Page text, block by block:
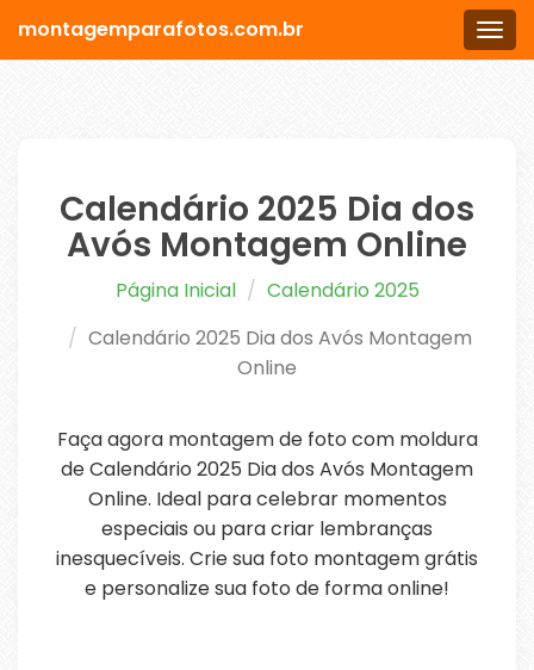
Menu
montagemparafotos.com.br
Calendário 2025 Dia dos
Avós Montagem Online
Página Inicial
Calendário 2025
Calendário 2025 Dia dos Avós Montagem
Online
Faça agora montagem de foto com moldura
de Calendário 2025 Dia dos Avós Montagem
Online. Ideal para celebrar momentos
especiais ou para criar lembranças
inesquecíveis. Crie sua foto montagem grátis
e personalize sua foto de forma online!